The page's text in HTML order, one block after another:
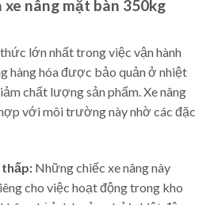
nâng mặt bàn 350kg
lớn nhất trong việc vận hành
hàng hóa được bảo quản ở nhiệt
chất lượng sản phẩm. Xe nâng
với môi trường này nhờ các đặc
Những chiếc xe nâng này
cho việc hoạt động trong kho